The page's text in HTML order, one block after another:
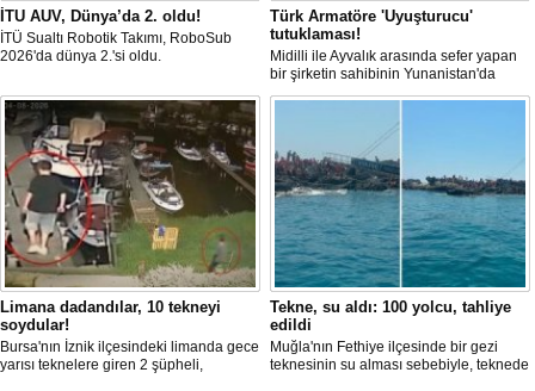
İTU AUV, Dünya’da 2. oldu!
İTÜ Sualtı Robotik Takımı, RoboSub
2026'da dünya 2.'si oldu.
Türk Armatöre 'Uyuşturucu'
tutuklaması!
Midilli ile Ayvalık arasında sefer yapan
bir şirketin sahibinin Yunanistan'da
tutuklandığı bildirildi.
Limana dadandılar, 10 tekneyi
soydular!
Bursa'nın İznik ilçesindeki limanda gece
yarısı teknelere giren 2 şüpheli,
Tekne, su aldı: 100 yolcu, tahliye
edildi
Muğla'nın Fethiye ilçesinde bir gezi
teknesinin su alması sebebiyle, teknede